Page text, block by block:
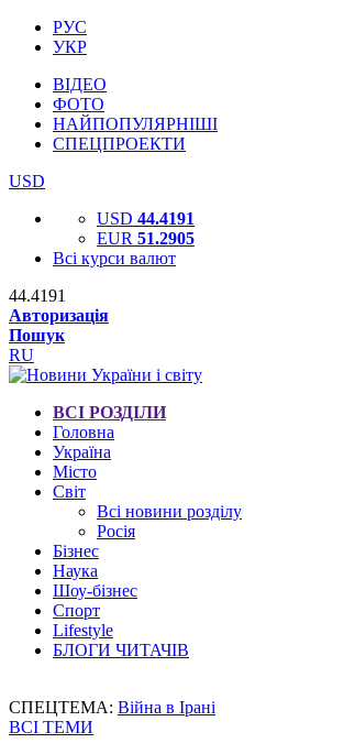
РУС
УКР
ВІДЕО
ФОТО
НАЙПОПУЛЯРНІШІ
СПЕЦПРОЕКТИ
USD
USD 44.4191
EUR 51.2905
Всі курси валют
44.4191
Авторизація
Пошук
RU
ВСІ РОЗДІЛИ
Головна
Україна
Місто
Світ
Всі новини розділу
Росія
Бізнес
Наука
Шоу-бізнес
Спорт
Lifestyle
БЛОГИ ЧИТАЧІВ
СПЕЦТЕМА: Війна в Ірані
ВСІ ТЕМИ